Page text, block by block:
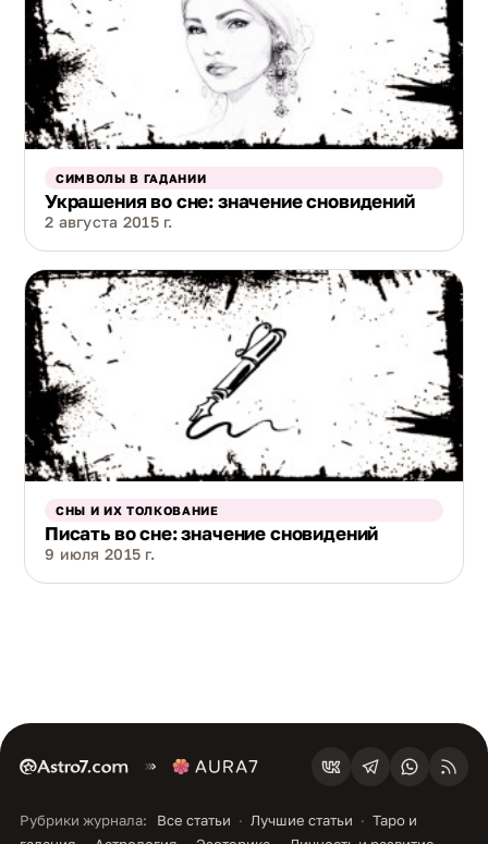
СИМВОЛЫ В ГАДАНИИ
Украшения во сне: значение сновидений
2 августа 2015 г.
СНЫ И ИХ ТОЛКОВАНИЕ
Писать во сне: значение сновидений
9 июля 2015 г.
Рубрики журнала: Все статьи Лучшие статьи
Таро и